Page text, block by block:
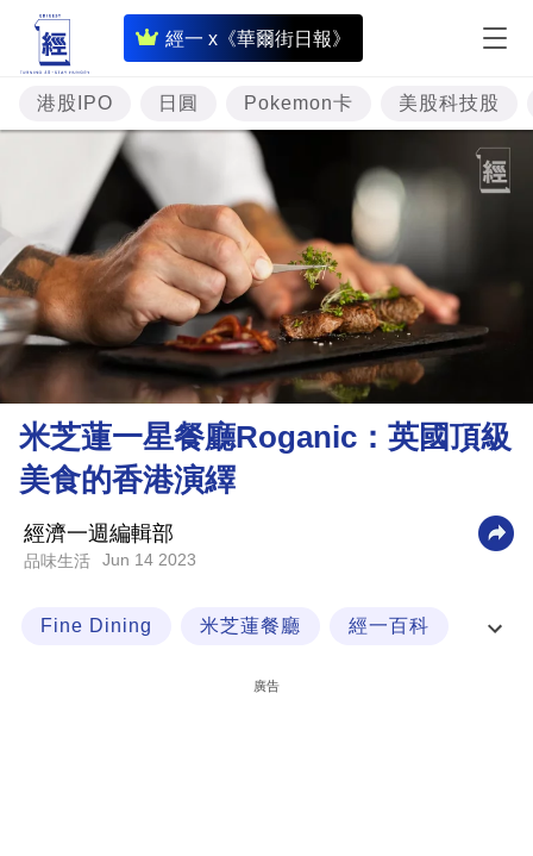
經一 x《華爾街日報》
即
時
財
經
題
投
資
樓
市
理
財
商
業
科
港股IPO 日圓 Pokemon卡 美股科技股
米芝蓮一星餐廳Roganic：英國頂級
美食的香港演繹
經濟一週編輯部
品味生活 Jun 14 2023
Fine Dining 米芝蓮餐廳 經一百科
廣告